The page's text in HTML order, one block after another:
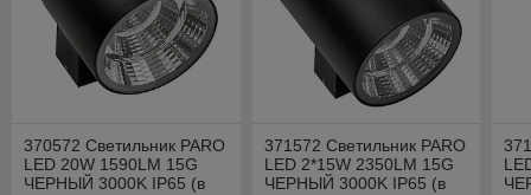
370572 Светильник PARO
LED 20W 1590LM 15G
ЧЕРНЫЙ 3000K IP65 (в
371572 Светильник PARO
LED 2*15W 2350LM 15G
ЧЕРНЫЙ 3000K IP65 (в